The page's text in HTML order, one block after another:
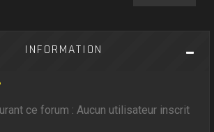
INFORMATION
ce forum : Aucun utilisateur inscrit